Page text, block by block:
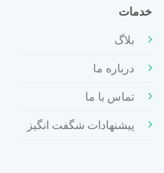
خدمات
بلاگ
درباره ما
تماس با ما
پیشنهادات شگفت انگیز